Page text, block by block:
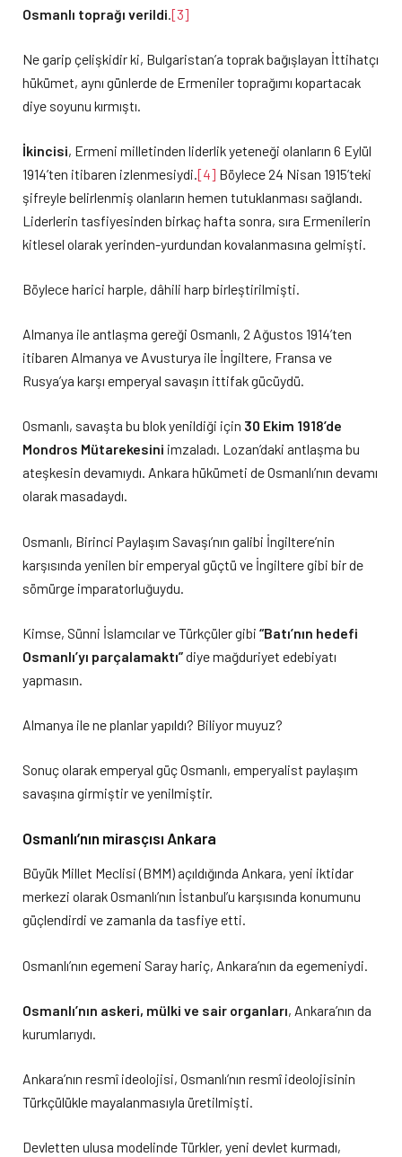
Osmanlı toprağı verildi [3]
Ne garip çelişkidir ki, Bulgaristan’a toprak bağışlayan İttihatçı
hükümet, aynı günlerde de Ermeniler toprağımı kopartacak
diye soyunu kırmıştı.
İkincisi, Ermeni milletinden liderlik yeteneği olanların 6 Eylül
1914’ten itibaren izlenmesiydi.[4] Böylece 24 Nisan 1915’teki
şifreyle belirlenmiş olanların hemen tutuklanması sağlandı.
Liderlerin tasfiyesinden birkaç hafta sonra, sıra Ermenilerin
kitlesel olarak yerinden-yurdundan kovalanmasına gelmişti.
Böylece harici harple, dâhili harp birleştirilmişti.
Almanya ile antlaşma gereği Osmanlı, 2 Ağustos 1914’ten
itibaren Almanya ve Avusturya ile İngiltere, Fransa ve
Rusya’ya karşı emperyal savaşın ittifak gücüydü.
Osmanlı, savaşta bu blok yenildiği için 30 Ekim 1918’de
Mondros Mütarekesini imzaladı. Lozan’daki antlaşma bu
ateşkesin devamıydı. Ankara hükümeti de Osmanlı’nın devamı
olarak masadaydı.
Osmanlı, Birinci Paylaşım Savaşı’nın galibi İngiltere’nin
karşısında yenilen bir emperyal güçtü ve İngiltere gibi bir de
sömürge imparatorluğuydu.
Kimse, Sünni İslamcılar ve Türkçüler gibi “Batı’nın hedefi
Osmanlı’yı parçalamaktı”diye mağduriyet edebiyatı
yapmasın.
Almanya ile ne planlar yapıldı? Biliyor muyuz?
Sonuç olarak emperyal güç Osmanlı, emperyalist paylaşım
savaşına girmiştir ve yenilmiştir.
Osmanlı’nın mirasçısı Ankara
Büyük Millet Meclisi (BMM) açıldığında Ankara, yeni iktidar
merkezi olarak Osmanlı’nın İstanbul’u karşısında konumunu
güçlendirdi ve zamanla da tasfiye etti.
Osmanlı’nın egemeni Saray hariç, Ankara’nın da egemeniydi.
Osmanlı’nın askeri, mülki ve sair organları, Ankara’nın da
kurumlarıydı.
Ankara’nın resmî ideolojisi, Osmanlı’nın resmî ideolojisinin
Türkçülükle mayalanmasıyla üretilmişti.
Devletten ulusa modelinde Türkler, yeni devlet kurmadı,